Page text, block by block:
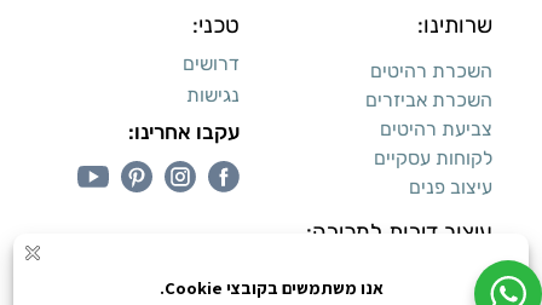
שרותינו:
השכרת רהיטים
השכרת אביזרים
צביעת רהיטים
לקוחות עסקיים
עיצוב פנים
עיצוב דירות למכירה:
טכני:
דרושים
נגישות
עקבו אחרינו: